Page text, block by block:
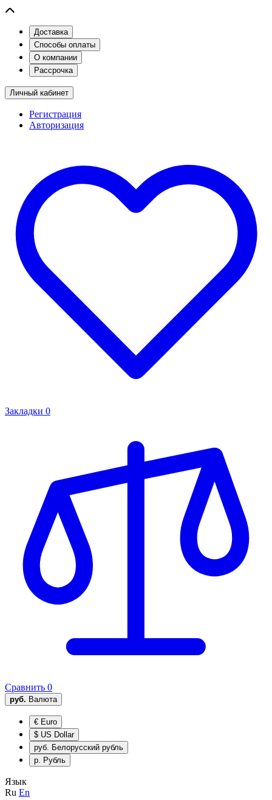
Доставка
Способы оплаты
О компании
Рассрочка
Личный кабинет
Регистрация
Авторизация
Закладки 0
Сравнить 0
руб. Валюта
€ Euro
$ US Dollar
руб. Белорусский рубль
р. Рубль
Язык
Ru En